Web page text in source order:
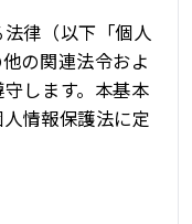
律（以下「個人
の関連法令およ
します。本基本
情報保護法に定